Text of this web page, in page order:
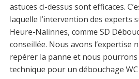
astuces ci-dessus sont efficaces.
laquelle l’intervention des experts
Heure-Nalinnes, comme SD
conseillée. Nous avons l’expertise
repérer la panne et nous
technique pour un débouchage